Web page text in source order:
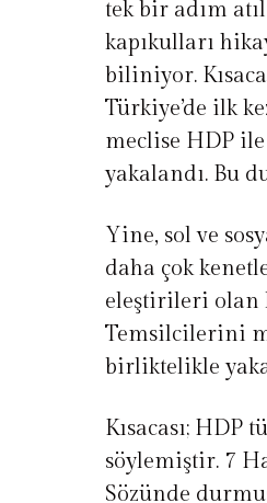
tek bir adım
kapıkulları
biliniyor.
Türkiye’de ilk
meclise HDP
yakalandı. Bu
Yine, sol ve
daha çok
eleştirileri olan
Temsilcilerini
birliktelikle
Kısacası;
söylemiştir. 7
Sözünde